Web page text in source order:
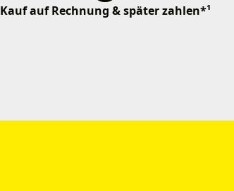
Kauf auf Rechnung & später zahlen*¹